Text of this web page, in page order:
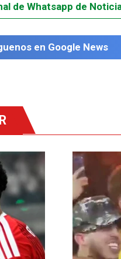
de Whatsapp de
en Google News